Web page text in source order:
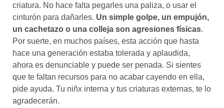
criatura. No hace falta pegarles una paliza, o usar el
cinturón para dañarles. Un simple golpe, un empujón,
un cachetazo o una colleja son agresiones físicas.
Por suerte, en muchos países, esta acción que hasta
hace una generación estaba tolerada y aplaudida,
ahora es denunciable y puede ser penada. Si sientes
que te faltan recursos para no acabar cayendo en ella,
pide ayuda. Tu niñx interna y tus criaturas externas, te lo
agradecerán.